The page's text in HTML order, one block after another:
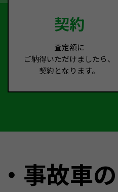
契約
査定額に
ご納得いただけましたら、
契約となります。
事故車